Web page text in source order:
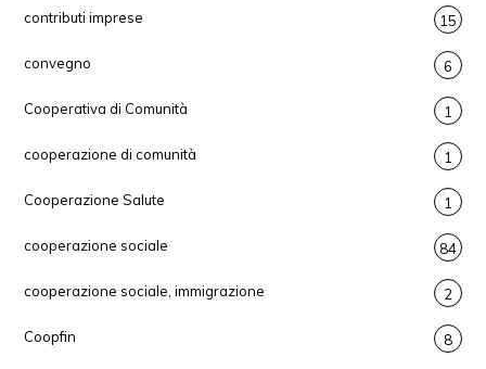
contributi imprese 15
convegno 6
Cooperativa di Comunità 1
cooperazione di comunità 1
Cooperazione Salute 1
cooperazione sociale 84
cooperazione sociale, immigrazione 2
Coopfin 8